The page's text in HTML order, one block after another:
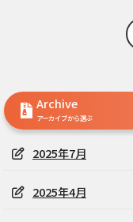
Archive
アーカイブから選ぶ
2025年7月
2025年4月